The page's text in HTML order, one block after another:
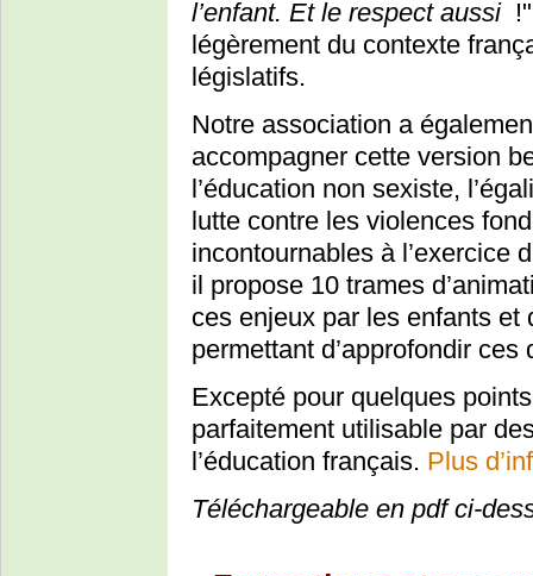
l’enfant. Et le respect aussi
légèrement du contexte
législatifs.
Notre association a
accompagner cette version
l’éducation non sexiste,
lutte contre les violences
incontournables à l’exercice
il propose 10 trames
ces enjeux par les enfants et
permettant d’approfondir ces
Excepté pour quelques
parfaitement utilisable par
l’éducation français. Plus
Téléchargeable en pdf ci-